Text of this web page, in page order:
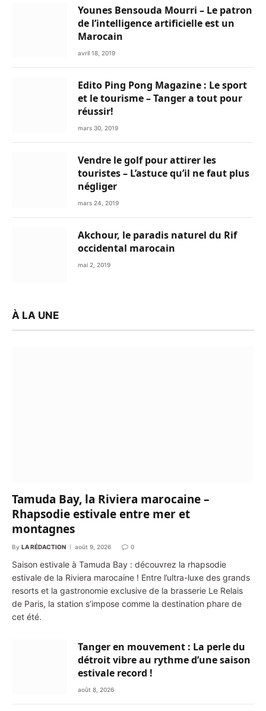
Younes Bensouda Mourri – Le patron
de l’intelligence artificielle est un
Marocain
avril 18, 2019
Edito Ping Pong Magazine : Le sport
et le tourisme – Tanger a tout pour
réussir!
mars 30, 2019
Vendre le golf pour attirer les
touristes – L’astuce qu’il ne faut plus
négliger
mars 24, 2019
Akchour, le paradis naturel du Rif
occidental marocain
mai 2, 2019
À LA UNE
Tamuda Bay, la Riviera marocaine –
Rhapsodie estivale entre mer et
montagnes
By LA RÉDACTION août 9, 2026 0
Saison estivale à Tamuda Bay : découvrez la rhapsodie
estivale de la Riviera marocaine ! Entre l’ultra-luxe des grands
resorts et la gastronomie exclusive de la brasserie Le Relais
de Paris, la station s’impose comme la destination phare de
cet été.
Tanger en mouvement : La perle du
détroit vibre au rythme d’une saison
estivale record !
août 8, 2026